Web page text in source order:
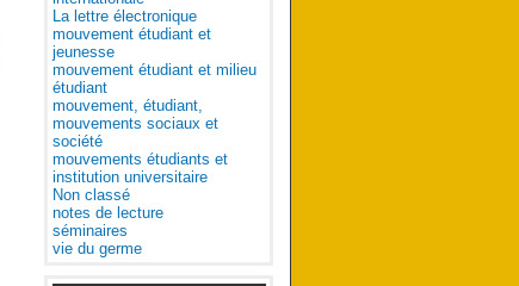
La lettre électronique
mouvement étudiant et
jeunesse
mouvement étudiant et milieu
étudiant
mouvement, étudiant,
mouvements sociaux et
société
mouvements étudiants et
institution universitaire
Non classé
notes de lecture
séminaires
vie du germe